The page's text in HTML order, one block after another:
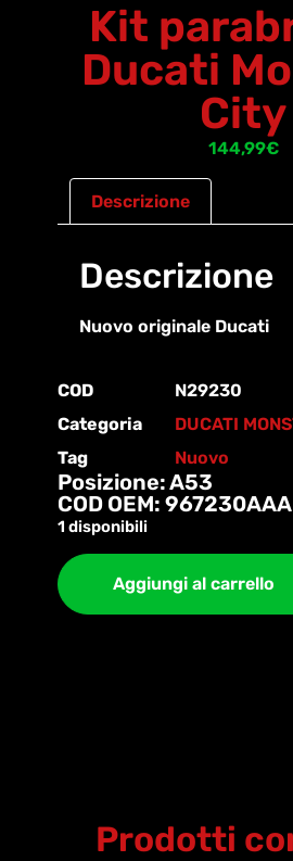
Kit
Ducati
City
144,99€
Descrizione
Descrizione
Nuovo originale Ducati
COD
N29230
Categoria
DUCATI
Tag
Nuovo
Posizione: A53
COD OEM: 967230AAA
1 disponibili
Aggiungi al carrello
Prodotti